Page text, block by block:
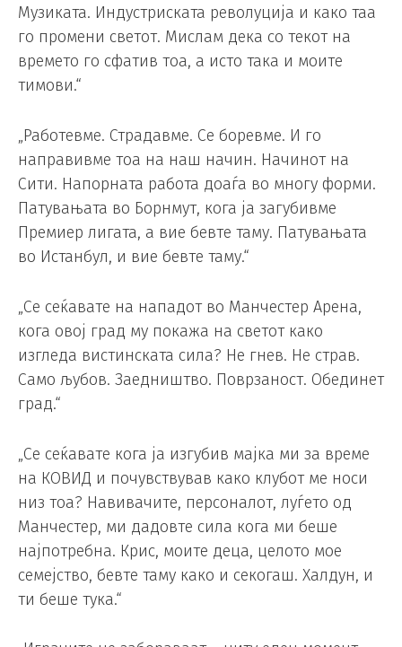
Музиката. Индустриската револуција и како таа
го промени светот. Мислам дека со текот на
времето го сфатив тоа, а исто така и моите
тимови.“
„Работевме. Страдавме. Се боревме. И го
направивме тоа на наш начин. Начинот на
Сити. Напорната работа доаѓа во многу форми.
Патувањата во Борнмут, кога ја загубивме
Премиер лигата, а вие бевте таму. Патувањата
во Истанбул, и вие бевте таму.“
„Се сеќавате на нападот во Манчестер Арена,
кога овој град му покажа на светот како
изгледа вистинската сила? Не гнев. Не страв.
Само љубов. Заедништво. Поврзаност. Обединет
град.“
„Се сеќавате кога ја изгубив мајка ми за време
на КОВИД и почувствував како клубот ме носи
низ тоа? Навивачите, персоналот, луѓето од
Манчестер, ми дадовте сила кога ми беше
најпотребна. Крис, моите деца, целото мое
семејство, бевте таму како и секогаш. Халдун, и
ти беше тука.“